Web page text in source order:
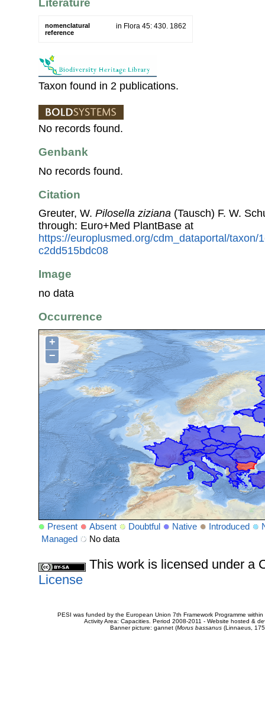
Literature
nomenclatural
reference
in Flora 45: 430. 1862
Taxon found in 2 publications.
No records found.
Genbank
No records found.
Citation
Greuter, W. Pilosella ziziana (Tausch) F. W.
through: Euro+Med PlantBase at
https://europlusmed.org/cdm_dataportal/taxon/
c2dd515bdc08
Image
no data
Occurrence
+
−
Present Absent Doubtful Native Introduced
Managed
No data
This work is licensed under a
License
PESI was funded by the European Union 7th Framework Programme
Activity Area: Capacities. Period 2008-2011 - Website hosted &
Banner picture: gannet (Morus bassanus(Linnaeus,